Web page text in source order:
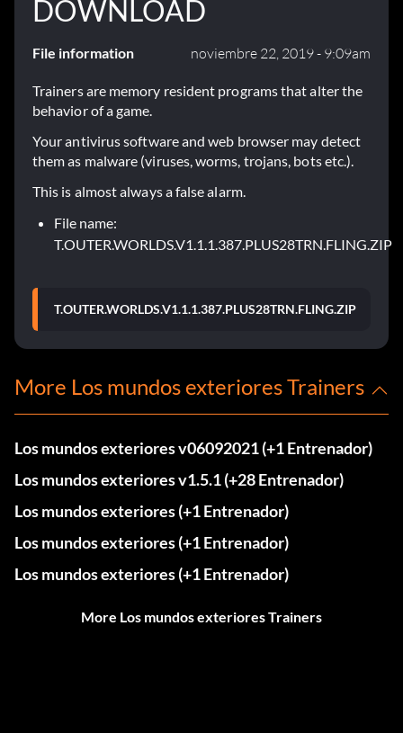
DOWNLOAD
File information noviembre 22, 2019 - 9:09am
Trainers are memory resident programs that alter the
behavior of a game.
Your antivirus software and web browser may detect
them as malware (viruses, worms, trojans, bots etc.).
This is almost always a false alarm.
File name:
T.OUTER.WORLDS.V1.1.1.387.PLUS28TRN.FLING.ZIP
T.OUTER.WORLDS.V1.1.1.387.PLUS28TRN.FLING.ZIP
More Los mundos exteriores Trainers
Los mundos exteriores v06092021 (+1 Entrenador)
Los mundos exteriores v1.5.1 (+28 Entrenador)
Los mundos exteriores (+1 Entrenador)
Los mundos exteriores (+1 Entrenador)
Los mundos exteriores (+1 Entrenador)
More Los mundos exteriores Trainers